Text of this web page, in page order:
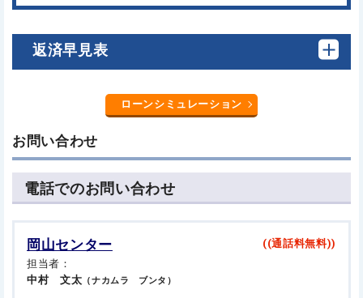
返済早見表
ローンシミュレーション
お問い合わせ
電話でのお問い合わせ
岡山センター
((通話料無料))
担当者：
中村 文太 （ナカムラ ブンタ）